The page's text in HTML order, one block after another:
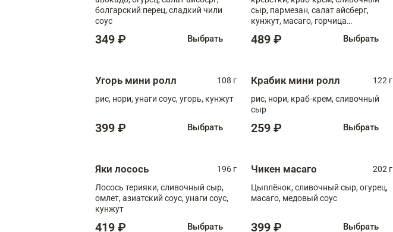
болгарский перец, сладкий чили
соус
349 ₽ Выбрать
сыр, пармезан, салат айсберг,
кунжут, масаго, горчица
489 ₽ Выбрать
Угорь мини ролл
108 г
рис, нори, унаги соус, угорь, кунжут
399 ₽ Выбрать
Крабик мини ролл
122 г
рис, нори, краб-крем, сливочный
сыр
259 ₽ Выбрать
Яки лосось
196 г
Лосось терияки, сливочный сыр,
омлет, азиатский соус, унаги соус,
кунжут
419 ₽ Выбрать
Чикен масаго
202 г
Цыплёнок, сливочный сыр, огурец,
масаго, медовый соус
399 ₽ Выбрать